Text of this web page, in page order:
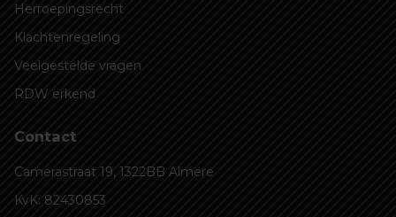
Herroepingsrecht
Klachtenregeling
Veelgestelde vragen
RDW erkend
Contact
Camerastraat 19, 1322BB Almere
KvK: 82430853